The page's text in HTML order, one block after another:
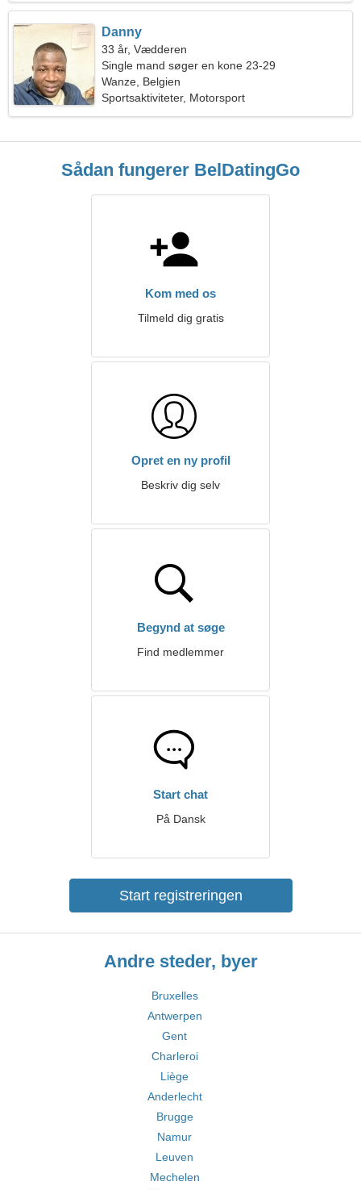
Danny
33 år, Vædderen
Single mand søger en kone 23-29
Wanze, Belgien
Sportsaktiviteter, Motorsport
Sådan fungerer BelDatingGo
Kom med os
Tilmeld dig gratis
Opret en ny profil
Beskriv dig selv
Begynd at søge
Find medlemmer
Start chat
På Dansk
Start registreringen
Andre steder, byer
Bruxelles
Antwerpen
Gent
Charleroi
Liège
Anderlecht
Brugge
Namur
Leuven
Mechelen